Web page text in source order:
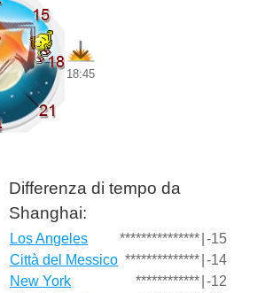
18:45
Differenza di tempo da
Shanghai:
Los Angeles *************** -15
Città del Messico ************** -14
New York
************ -12